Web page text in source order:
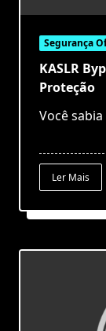
Segurança
KASLR
Proteção
Você
Ler Mais